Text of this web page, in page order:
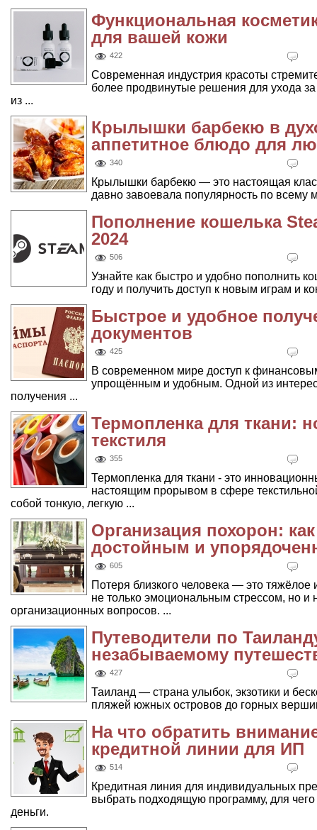
Функциональная
для вашей кожи
422
Современная индустрия красоты
более продвинутые решения для ухода
из ...
Крылышки барбекю в
аппетитное блюдо для
340
Крылышки барбекю — это настоящая
давно завоевала популярность по всему
Пополнение кошелька
2024
506
Узнайте как быстро и удобно пополнить
году и получить доступ к новым играм и
Быстрое и удобное
документов
425
В современном мире доступ к
упрощённым и удобным. Одной из
получения ...
Термопленка для ткани:
текстиля
355
Термопленка для ткани - это
настоящим прорывом в сфере
собой тонкую, легкую ...
Организация похорон:
достойным и
605
Потеря близкого человека — это
не только эмоциональным стрессом, но
организационных вопросов. ...
Путеводители по
незабываемому
427
Таиланд — страна улыбок, экзотики и
пляжей южных островов до горных
На что обратить
кредитной линии для ИП
514
Кредитная линия для индивидуальных
выбрать подходящую программу, для
деньги.